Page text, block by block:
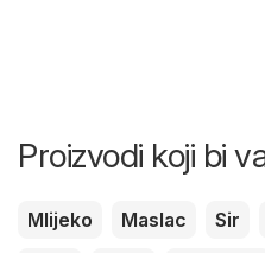
Proizvodi koji bi
Mlijeko Maslac Sir